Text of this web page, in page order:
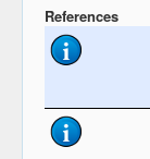
References